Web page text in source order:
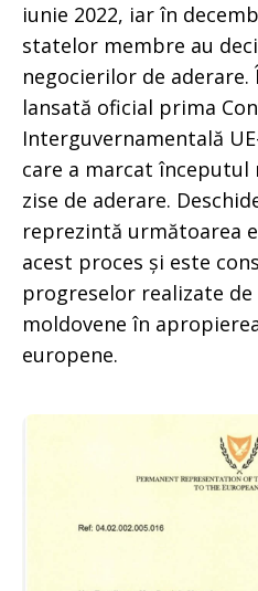
iunie 2022, iar în
statelor membre au
negocierilor de aderare.
lansată oficial prima
Interguvernamentală
care a marcat
zise de aderare.
reprezintă următoarea
acest proces și este
progreselor realizate
moldovene în
europene.